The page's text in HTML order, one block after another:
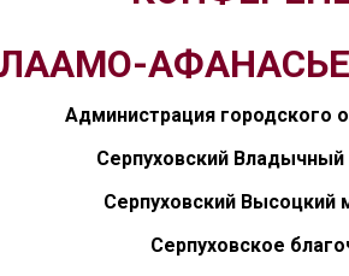
Администрация городского
Серпуховский
Серпуховский Высоцкий
Серпуховское